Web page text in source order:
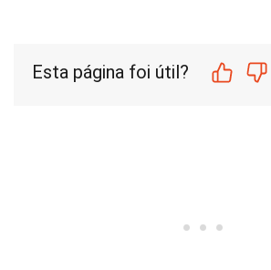
Esta página foi útil?